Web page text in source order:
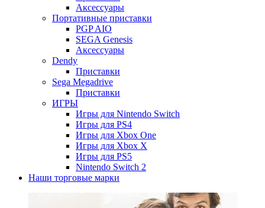
Аксессуары
Портативные приставки
PGP AIO
SEGA Genesis
Аксессуары
Dendy
Приставки
Sega Megadrive
Приставки
ИГРЫ
Игры для Nintendo Switch
Игры для PS4
Игры для Xbox One
Игры для Xbox X
Игры для PS5
Nintendo Switch 2
Наши торговые марки